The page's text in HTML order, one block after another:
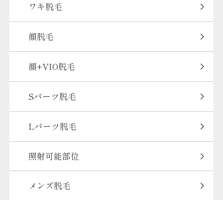
ワキ脱毛
顔脱毛
顔+VIO脱毛
Sパーツ脱毛
Lパーツ脱毛
照射可能部位
メンズ脱毛